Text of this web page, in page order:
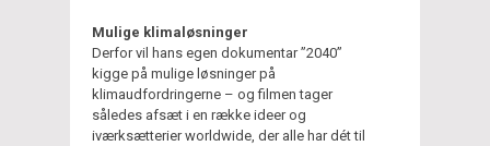
Mulige klimaløsninger
Derfor vil hans egen dokumentar ”2040”
kigge på mulige løsninger på
klimaudfordringerne – og filmen tager
således afsæt i en række ideer og
iværksætterier worldwide, der alle har dét til